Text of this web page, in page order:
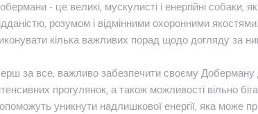
- це великі, мускулисті і енергійні
розумом і відмінними охоронними
кілька важливих порад щодо догляду за
за все, важливо забезпечити своєму Доберману
прогулянок, а також можливості вільно
уникнути надлишкової енергії, яка може